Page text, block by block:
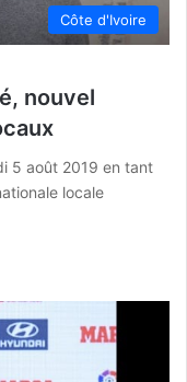
Côte d'Ivoire
nouvel
5 août 2019 en tant
locale